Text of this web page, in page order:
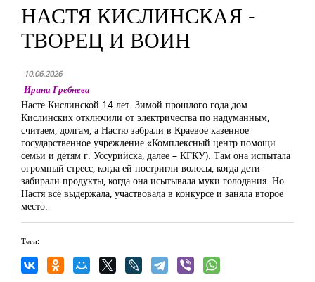
НАСТЯ КИСЛИНСКАЯ -
ТВОРЕЦ И ВОИН
10.06.2026
Ирина Гребнева
Насте Кислинской 14 лет. Зимой прошлого года дом
Кислинских отключили от электричества по надуманным,
считаем, долгам, а Настю забрали в Краевое казенное
государственное учреждение «Комплексный центр помощи
семьи и детям г. Уссурийска, далее – КГКУ). Там она испытала
огромный стресс, когда ей постригли волосы, когда дети
забирали продукты, когда она исытывала муки голодания. Но
Настя всё выдержала, участвовала в конкурсе и заняла второе
место.
Теги: